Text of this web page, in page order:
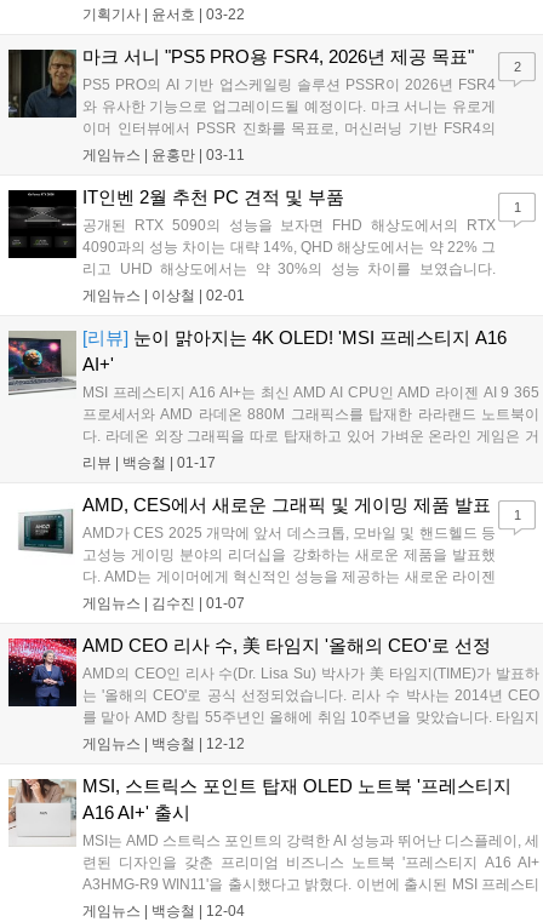
그럼에도 "아직 버틸만 해, 버티는 거다!"라고 거의 코인채굴 감독
지간한 게임은 P...
기획기사 | 윤서호 03-22
마크 서니 "PS5 PRO용 FSR4, 2026년 제공 목표"
PS5 PRO의 AI 기반 업스케일링 솔루션 PSSR이 2026년 FSR4
와 유사한 기능으로 업그레이드될 예정이다. 마크 서니는 유로게
이머 인터뷰에서 PSSR 진화를 목표로, 머신러닝 기반 FSR4의
뛰어난 결과물을 극찬했다. PS5 PRO GPU 아키텍처 문제로
하며 자신감을 보였다....
게임뉴스 | 윤홍만 03-11
2
IT인벤 2월 추천 PC 견적 및 부품
공개된 RTX 5090의 성능을 보자면 FHD 해상도에서의 RTX
4090과의 성능 차이는 대략 14%, QHD 해상도에서는 약 22% 그
리고 UHD 해상도에서는 약 30%의 성능 차이를 보였습니다.
RTX 5080의 경우 메모리 용량, 메모리 버스, 대역폭 등 모든 부분
320W에 비해서 40W 정도 소폭 높아졌습니다....
게임뉴스 | 이상철 02-01
1
[리뷰] 눈이 맑아지는 4K OLED! 'MSI 프레스티지 A16
AI+'
MSI 프레스티지 A16 AI+는 최신 AMD AI CPU인 AMD 라이젠 AI 9 365
프로세서와 AMD 라데온 880M 그래픽스를 탑재한 라라랜드 노트북이
다. 라데온 외장 그래픽을 따로 탑재하고 있어 가벼운 온라인 게임은 거
뜬하고 비즈니스 노트북에서는 좀 버거운 오버워치 2 등의 경쟁 게임은
불구하고 AI 비즈니스 노트북답게 16.9mm의 얇은 두께 그리고 이와 어
울리는 심플하고 고급스러운 디자인을 갖추고 있다. 또한 16인치의 화면
에도 불구하고 2kg이 넘지 않은 무게도 눈에 띈다. 16인치의 화면과
UHD+의 해상도, OLED 패널의 또렷함이 삼위일체를 이뤄 보는 맛이 나
는 디스플레이를 지원한다....
리뷰 | 백승철 01-17
AMD, CES에서 새로운 그래픽 및 게이밍 제품 발표
AMD가 CES 2025 개막에 앞서 데스크톱, 모바일 및 핸드헬드 등
고성능 게이밍 분야의 리더십을 강화하는 새로운 제품을 발표했
다. AMD는 게이머에게 혁신적인 성능을 제공하는 새로운 라이젠
9950X3D(Ryzen™ 9950X3D) 및 라이젠 9900X3D(Ryzen™
AAA급 게임...
게임뉴스 | 김수진 01-07
1
AMD CEO 리사 수, 美 타임지 '올해의 CEO'로 선정
AMD의 CEO인 리사 수(Dr. Lisa Su) 박사가 美 타임지(TIME)가 발표하
는 '올해의 CEO'로 공식 선정되었습니다. 리사 수 박사는 2014년 CEO
를 맡아 AMD 창립 55주년인 올해에 취임 10주년을 맞았습니다. 타임지
는 올해의 CEO 선정에 있어 2024년에 업계와 세계에 큰 영향을 미친 리
게임뉴스 | 백승철 12-12
MSI, 스트릭스 포인트 탑재 OLED 노트북 '프레스티지
A16 AI+' 출시
MSI는 AMD 스트릭스 포인트의 강력한 AI 성능과 뛰어난 디스플레이, 세
련된 디자인을 갖춘 프리미엄 비즈니스 노트북 '프레스티지 A16 AI+
A3HMG-R9 WIN11'을 출시했다고 밝혔다. 이번에 출시된 MSI 프레스티
지 A16 AI+ A3HMG-R9 WIN11은 비즈니스 사용자부터 전문 디자인 툴
게임뉴스 | 백승철 12-04